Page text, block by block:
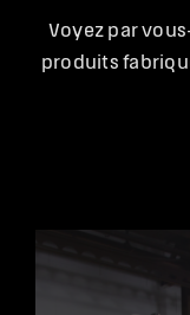
Voyez par
produits